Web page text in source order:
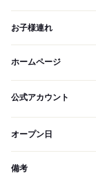
お子様連れ
ホームページ
公式アカウント
オープン日
備考